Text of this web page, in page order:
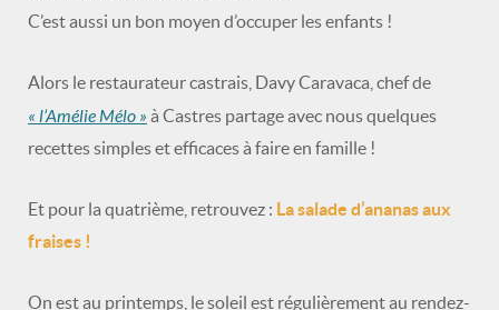
C’est aussi un bon moyen d’occuper les enfants !
Alors le restaurateur castrais, Davy Caravaca, chef de
« l’Amélie Mélo » à Castres partage avec nous quelques
recettes simples et efficaces à faire en famille !
Et pour la quatrième, retrouvez : La salade d’ananas aux
fraises !
On est au printemps, le soleil est régulièrement au rendez-